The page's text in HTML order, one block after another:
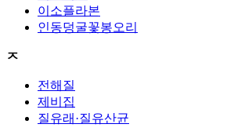
이소플라본
인동덩굴꽃봉오리
ㅈ
전해질
제비집
질유래·질유산균